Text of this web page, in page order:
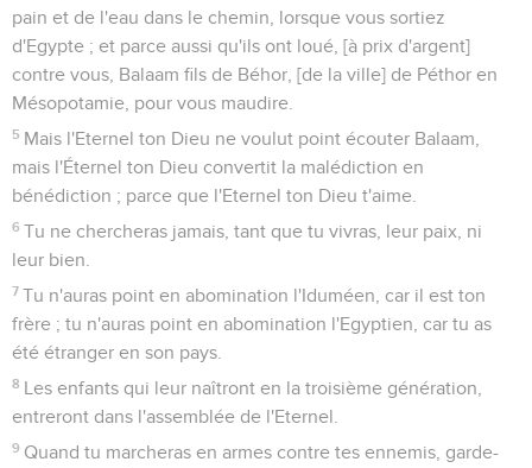
pain et de l'eau dans le chemin, lorsque vous sortiez
d'Egypte ; et parce aussi qu'ils ont loué, [à prix d'argent]
contre vous, Balaam fils de Béhor, [de la ville] de Péthor en
Mésopotamie, pour vous maudire.
5 Mais l'Eternel ton Dieu ne voulut point écouter Balaam,
mais l'Éternel ton Dieu convertit la malédiction en
bénédiction ; parce que l'Eternel ton Dieu t'aime.
6 Tu ne chercheras jamais, tant que tu vivras, leur paix, ni
leur bien.
7 Tu n'auras point en abomination l'Iduméen, car il est ton
frère ; tu n'auras point en abomination l'Egyptien, car tu as
été étranger en son pays.
8 Les enfants qui leur naîtront en la troisième génération,
entreront dans l'assemblée de l'Eternel.
9 Quand tu marcheras en armes contre tes ennemis, garde-